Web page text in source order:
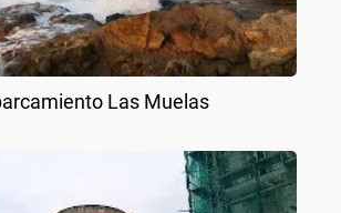
Las Muelas